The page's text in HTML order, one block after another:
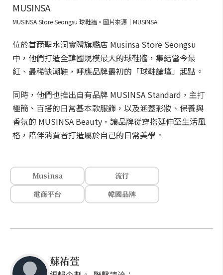
MUSINSA Store Seongsu 球鞋牆。圖片來源｜MUSINSA
位於首爾聖水洞實體旗艦店 Musinsa Store Seongsu
中，他們打造全韓國規模最大的球鞋牆，集結當今最
紅、最稀缺潮鞋，呼應品牌最初的「球鞋論壇」起點。
同時，他們也推出自有品牌 MUSINSA Standard，主打
極簡、百搭的日常基本款服飾，以及涵蓋彩妝、保養與
香氛的 MUSINSA Beauty，讓品牌從穿搭延伸至生活風
格，陪伴消費者打造屬於自己的日常美學。
Musinsa
流行
電商平台
韓國品牌
蘇祐萱